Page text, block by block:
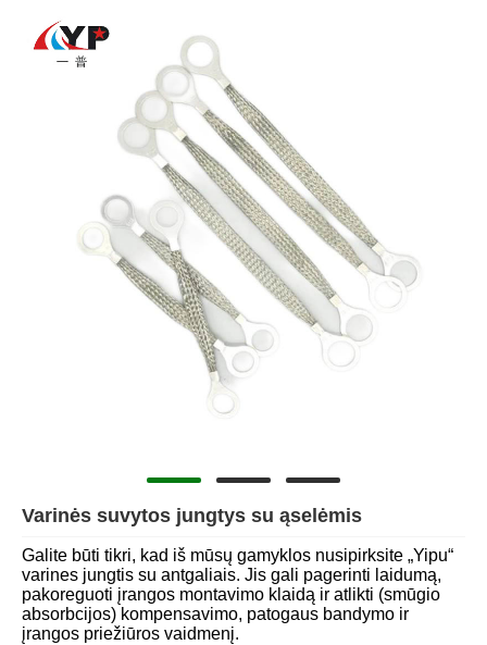
Varinės suvytos jungtys su ąselėmis
Galite būti tikri, kad iš mūsų gamyklos nusipirksite „Yipu“
varines jungtis su antgaliais. Jis gali pagerinti laidumą,
pakoreguoti įrangos montavimo klaidą ir atlikti (smūgio
absorbcijos) kompensavimo, patogaus bandymo ir
įrangos priežiūros vaidmenį.